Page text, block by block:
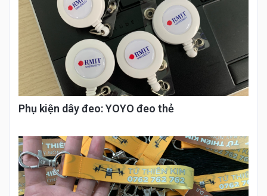
Phụ kiện dây đeo: YOYO đeo thẻ